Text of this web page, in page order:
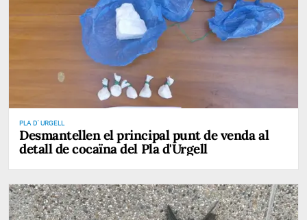
PLA D' URGELL
Desmantellen el principal punt de venda al
detall de cocaïna del Pla d'Urgell